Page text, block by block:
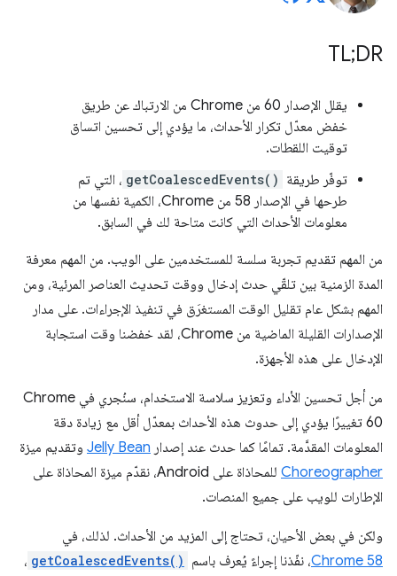
TL;DR
يقلل الإصدار 60 من Chrome من الارتباك عن طريق
خفض معدّل تكرار الأحداث، ما يؤدي إلى تحسين اتساق
توقيت اللقطات.
توفّر طريقة getCoalescedEvents() ، التي تم
طرحها في الإصدار 58 من Chrome، الكمية نفسها من
معلومات الأحداث التي كانت متاحة لك في السابق.
من المهم تقديم تجربة سلسة للمستخدمين على الويب. من المهم معرفة
المدة الزمنية بين تلقّي حدث إدخال ووقت تحديث العناصر المرئية، ومن
المهم بشكل عام تقليل الوقت المستغرَق في تنفيذ الإجراءات. على مدار
الإصدارات القليلة الماضية من Chrome، لقد خفضنا وقت استجابة
الإدخال على هذه الأجهزة.
من أجل تحسين الأداء وتعزيز سلاسة الاستخدام، سنُجري في Chrome
60 تغييرًا يؤدي إلى حدوث هذه الأحداث بمعدّل أقل مع زيادة دقة
المعلومات المقدَّمة. تمامًا كما حدث عند إصدار Jelly Bean وتقديم ميزة
Choreographer
للمحاذاة على Android، نقدّم ميزة المحاذاة على
الإطارات للويب على جميع المنصات.
ولكن في بعض الأحيان، تحتاج إلى المزيد من الأحداث. لذلك، في
Chrome 58، نفّذنا إجراءً يُعرف باسم getCoalescedEvents() ،